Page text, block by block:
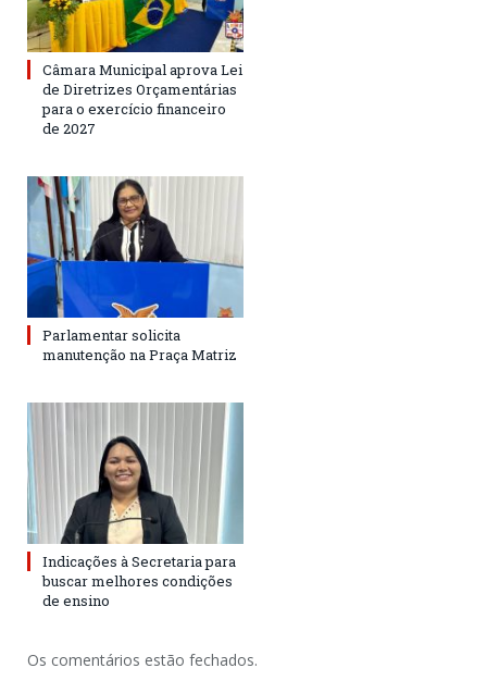
Câmara Municipal aprova Lei
de Diretrizes Orçamentárias
para o exercício financeiro
de 2027
Parlamentar solicita
manutenção na Praça Matriz
Indicações à Secretaria para
buscar melhores condições
de ensino
Os comentários estão fechados.